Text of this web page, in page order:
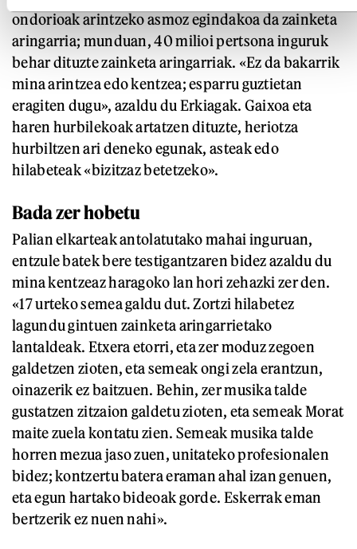
ondorioak arintzeko asmoz egindakoa da zainketa
aringarria; munduan, 40 milioi pertsona inguruk
behar dituzte zainketa aringarriak. «Ez da bakarrik
mina arintzea edo kentzea; esparru guztietan
eragiten dugu», azaldu du Erkiagak. Gaixoa eta
haren hurbilekoak artatzen dituzte, heriotza
hurbiltzen ari deneko egunak, asteak edo
hilabeteak «bizitzaz betetzeko».
Bada zer hobetu
Palian elkarteak antolatutako mahai inguruan,
entzule batek bere testigantzaren bidez azaldu du
mina kentzeaz haragoko lan hori zehazki zer den.
«17 urteko semea galdu dut. Zortzi hilabetez
lagundu gintuen zainketa aringarrietako
lantaldeak. Etxera etorri, eta zer moduz zegoen
galdetzen zioten, eta semeak ongi zela erantzun,
oinazerik ez baitzuen. Behin, zer musika talde
gustatzen zitzaion galdetu zioten, eta semeak Morat
maite zuela kontatu zien. Semeak musika talde
horren mezua jaso zuen, unitateko profesionalen
bidez; kontzertu batera eraman ahal izan genuen,
eta egun hartako bideoak gorde. Eskerrak eman
bertzerik ez nuen nahi».